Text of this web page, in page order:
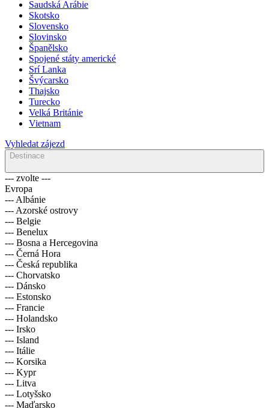
Saudská Arábie
Skotsko
Slovensko
Slovinsko
Španělsko
Spojené státy americké
Srí Lanka
Švýcarsko
Thajsko
Turecko
Velká Británie
Vietnam
Vyhledat zájezd
Destinace
--- zvolte ---
Evropa
--- Albánie
--- Azorské ostrovy
--- Belgie
--- Benelux
--- Bosna a Hercegovina
--- Černá Hora
--- Česká republika
--- Chorvatsko
--- Dánsko
--- Estonsko
--- Francie
--- Holandsko
--- Irsko
--- Island
--- Itálie
--- Korsika
--- Kypr
--- Litva
--- Lotyšsko
--- Maďarsko